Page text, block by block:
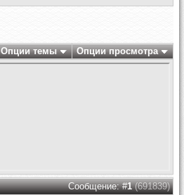
Опции темы Опции просмотра
Сообщение: #1(691839)